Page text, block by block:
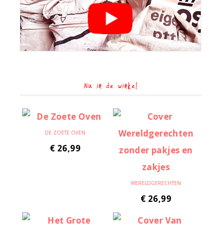
Nu in de winkel
DE ZOETE OVEN
€ 26,99
WERELDGERECHTEN
€ 26,99